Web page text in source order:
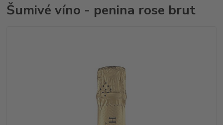
Šumivé víno - penina rose brut